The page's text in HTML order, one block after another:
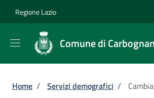
Regione Lazio
Comune di
Briciole di pane
Home / Servizi demografici /